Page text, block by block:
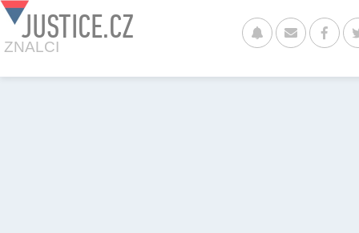
JUSTICE.CZ
ZNALCI